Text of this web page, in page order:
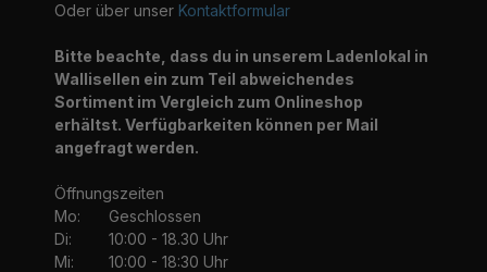
Oder über unser Kontaktformular
Bitte beachte, dass du in unserem Ladenlokal in
Wallisellen ein zum Teil abweichendes
Sortiment im Vergleich zum Onlineshop
erhältst. Verfügbarkeiten können per Mail
angefragt werden.
Öffnungszeiten
Mo:
Geschlossen
Di:
10:00 - 18.30 Uhr
Mi:
10:00 - 18:30 Uhr